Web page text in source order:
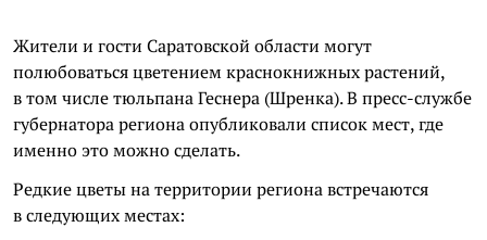
Жители и гости Саратовской области могут
полюбоваться цветением краснокнижных растений,
в том числе тюльпана Геснера (Шренка). В пресс-службе
губернатора региона опубликовали список мест, где
именно это можно сделать.
Редкие цветы на территории региона встречаются
в следующих местах: